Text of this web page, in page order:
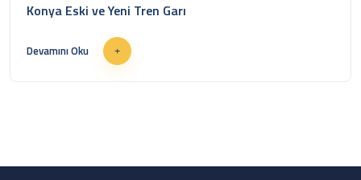
Konya Eski ve Yeni Tren Garı
Devamını Oku